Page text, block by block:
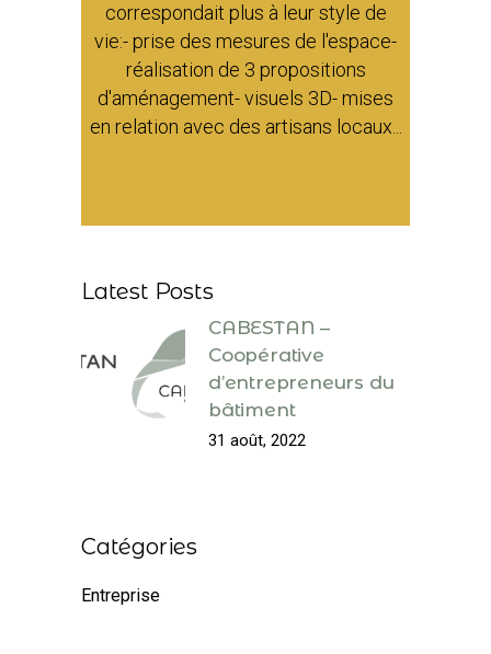
correspondait plus à leur style de
vie:- prise des mesures de l'espace-
réalisation de 3 propositions
d'aménagement- visuels 3D- mises
en relation avec des artisans locaux...
Latest Posts
CABESTAN –
Coopérative
d’entrepreneurs du
bâtiment
31 août, 2022
Catégories
Entreprise